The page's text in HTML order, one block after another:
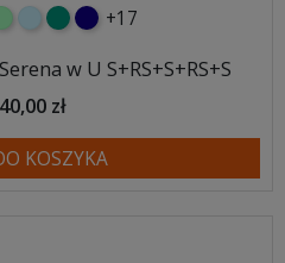
błękitnyturkusowy
granatowy
+17
w U S+RS+S+RS+S
zł
KOSZYKA